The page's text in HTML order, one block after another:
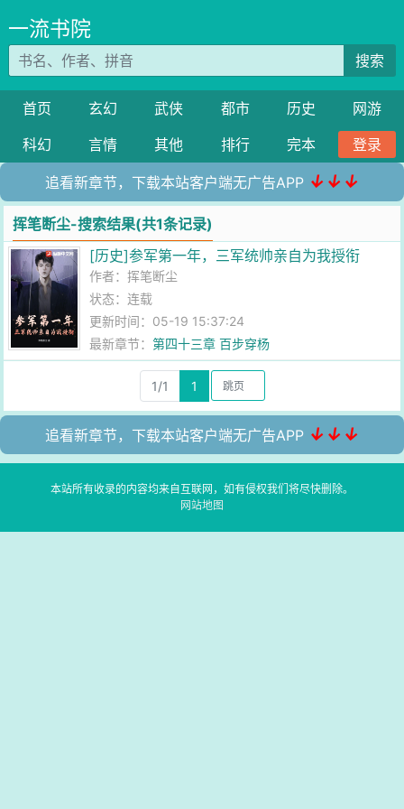
一流书院
搜索
首页 玄幻 武侠 都市 历史
网游
科幻
言情 其他 排行 完本 登录
追看新章节，下载本站客户端无广告APP ↓↓↓
挥笔断尘-搜索结果(共1条记录)
[历史]参军第一年，三军统帅亲自为我授衔
作者：挥笔断尘
状态：连载
更新时间：05-19 15:37:24
最新章节：第四十三章 百步穿杨
1/1 1
追看新章节，下载本站客户端无广告APP ↓↓↓
本站所有收录的内容均来自互联网，如有侵权我们将尽快删除。
网站地图